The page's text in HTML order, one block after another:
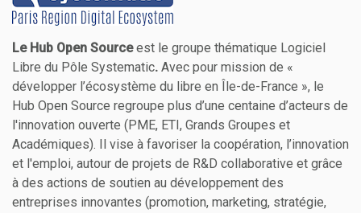
Le Hub Open Sourceest le groupe thématique Logiciel
Libre du Pôle Systematic. Avec pour mission de «
développer l’écosystème du libre en Île-de-France », le
Hub Open Source regroupe plus d’une centaine d’acteurs de
l'innovation ouverte (PME, ETI, Grands Groupes et
Académiques). Il vise à favoriser la coopération, l’innovation
et l'emploi, autour de projets de R&D collaborative et grâce
à des actions de soutien au développement des
entreprises innovantes (promotion, marketing, stratégie,